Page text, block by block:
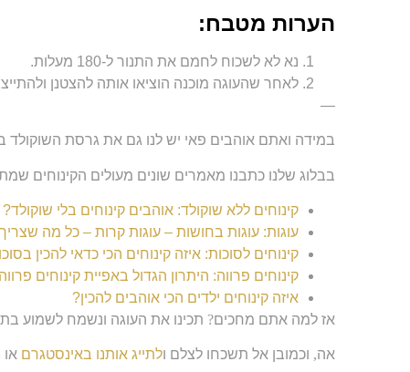
הערות מטבח:
נא לא לשכוח לחמם את התנור ל-180 מעלות.
לאחר שהעוגה מוכנה הוציאו אותה להצטנן
—
במידה ואתם אוהבים פאי יש לנו גם את גרסת השוקולד
בבלוג שלנו כתבנו מאמרים שונים מעולים הקינוחים
קינוחים ללא שוקולד: אוהבים קינוחים בלי
עוגות: עוגות בחושות – עוגות קרות – כל מה
קינוחים לסוכות: איזה קינוחים הכי כדאי להכין
קינוחים פרווה: היתרון הגדול באפיית קינוחים פרווה
איזה קינוחים ילדים הכי אוהבים להכין?
אז למה אתם מחכים? תכינו את העוגה ונשמח לשמוע
אה, וכמובן אל תשכחו לצלם ולתייג אותנו באינסטגרם או